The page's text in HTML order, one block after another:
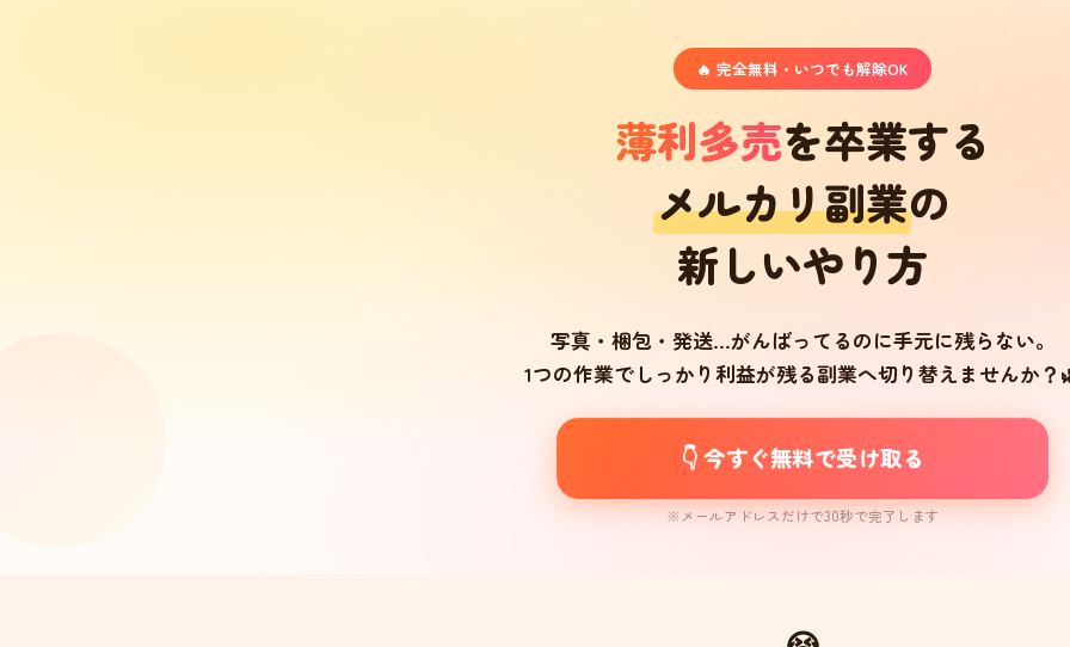
🔥 完全無料・いつでも解除OK
薄利多売を卒業する
メルカリ副業の
新しいやり方
写真・梱包・発送…がんばってるのに手元に残らない。
1つの作業でしっかり利益が残る副業へ切り替えませんか？
👇 今すぐ無料で受け取る
※メールアドレスだけで30秒で完了します